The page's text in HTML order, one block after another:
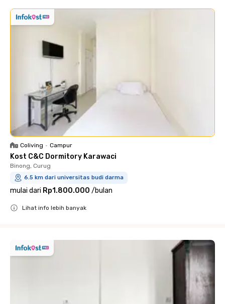
Coliving • Campur
Kost C&C Dormitory Karawaci
Binong, Curug
6.5 km dari universitas budi darma
mulai dari Rp1.800.000 /bulan
Lihat info lebih banyak